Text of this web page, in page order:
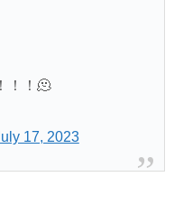
！！🫠
17, 2023